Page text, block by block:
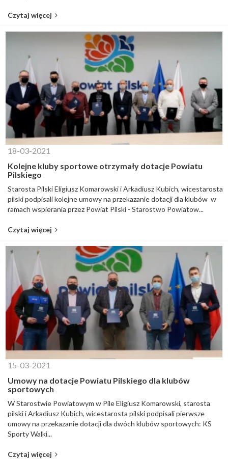
Czytaj więcej
18-03-2021
Kolejne kluby sportowe otrzymały dotacje Powiatu
Pilskiego
Starosta Pilski Eligiusz Komarowski i Arkadiusz Kubich, wicestarosta
pilski podpisali kolejne umowy na przekazanie dotacji dla klubów w
ramach wspierania przez Powiat Pilski - Starostwo Powiatow...
Czytaj więcej
15-03-2021
Umowy na dotacje Powiatu Pilskiego dla klubów
sportowych
W Starostwie Powiatowym w Pile Eligiusz Komarowski, starosta
pilski i Arkadiusz Kubich, wicestarosta pilski podpisali pierwsze
umowy na przekazanie dotacji dla dwóch klubów sportowych: KS
Sporty Walki...
Czytaj więcej